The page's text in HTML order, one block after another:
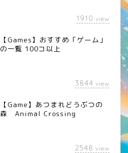
1910 view
【Games】おすすめ「ゲーム」
の一覧 100コ以上
3844 view
【Game】あつまれどうぶつの
森 Animal Crossing
2548 view